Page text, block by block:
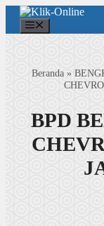
Langsung
isi
Beranda»
BPD